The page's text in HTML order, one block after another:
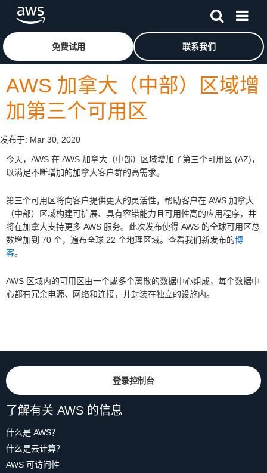
跳至主要内容
免费试用 联系我们
AWS 加拿大（中部）区域增
加第三个可用区
发布于: Mar 30, 2020
今天，AWS 在 AWS 加拿大（中部）区域增加了第三个可用区 (AZ)，
以满足不断增加的加拿大客户群的高需求。
第三个可用区将向客户提供更大的灵活性，帮助客户在 AWS 加拿大
（中部）区域构建可扩展、具有容错能力且可用性高的应用程序，并
将在加拿大支持更多 AWS 服务。此次发布使得 AWS 的全球可用区总
数增加到 70 个，遍布全球 22 个地理区域。查看我们新发布的博
客。
AWS 区域内的可用区由一个或多个离散的数据中心组成，每个数据中
心都有冗余电源、网络和连接，并封装在独立的设施内。
登录控制台
了解有关 AWS 的信息
什么是 AWS？
什么是云计算？
AWS 可访问性